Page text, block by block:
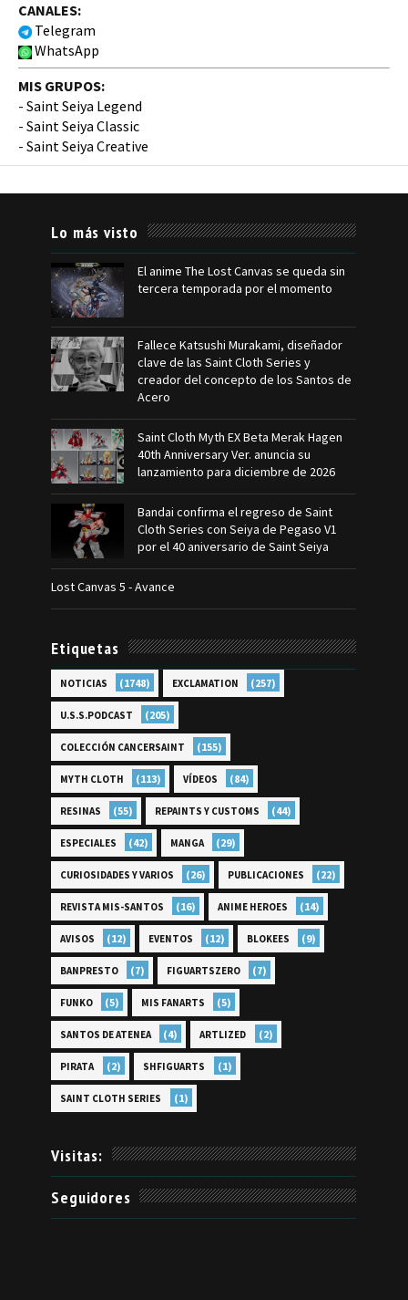
CANALES:
Telegram
WhatsApp
MIS GRUPOS:
- Saint Seiya Legend
- Saint Seiya Classic
- Saint Seiya Creative
Lo más visto
El anime The Lost Canvas se queda sin
tercera temporada por el momento
Fallece Katsushi Murakami, diseñador
clave de las Saint Cloth Series y
creador del concepto de los Santos de
Acero
Saint Cloth Myth EX Beta Merak Hagen
40th Anniversary Ver. anuncia su
lanzamiento para diciembre de 2026
Bandai confirma el regreso de Saint
Cloth Series con Seiya de Pegaso V1
por el 40 aniversario de Saint Seiya
Lost Canvas 5 - Avance
Etiquetas
NOTICIAS (1748) EXCLAMATION (257)
U.S.S.PODCAST (205)
COLECCIÓN CANCERSAINT (155)
MYTH CLOTH (113) VÍDEOS (84)
RESINAS (55) REPAINTS Y CUSTOMS (44)
ESPECIALES (42) MANGA (29)
CURIOSIDADES Y VARIOS (26) PUBLICACIONES (22)
REVISTA MIS-SANTOS (16) ANIME HEROES (14)
AVISOS (12) EVENTOS (12) BLOKEES (9)
BANPRESTO (7) FIGUARTSZERO (7)
FUNKO (5) MIS FANARTS (5)
SANTOS DE ATENEA (4) ARTLIZED (2)
PIRATA (2) SHFIGUARTS (1)
SAINT CLOTH SERIES (1)
Visitas:
Seguidores